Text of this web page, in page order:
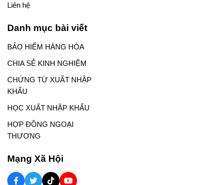
Liên hệ
Danh mục bài viết
BẢO HIỂM HÀNG HÓA
CHIA SẺ KINH NGHIỆM
CHỨNG TỪ XUẤT NHẬP
KHẨU
HỌC XUẤT NHẬP KHẨU
HỢP ĐỒNG NGOẠI
THƯƠNG
Mạng Xã Hội